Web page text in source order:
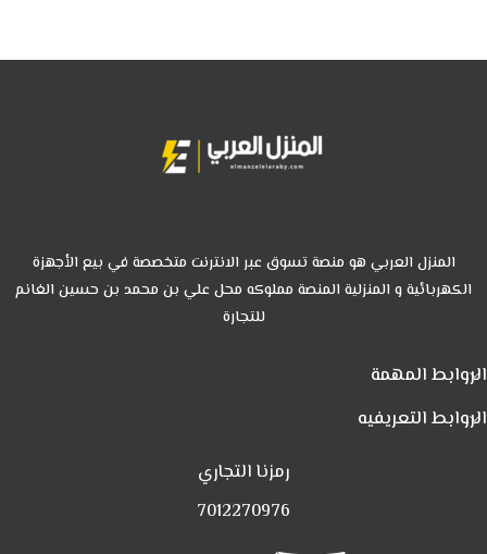
المنزل العربي هو منصة تسوق عبر الانترنت متخصصة في بيع الأجهزة
الكهربائية و المنزلية المنصة مملوكه محل علي بن محمد بن حسين الغانم
للتجارة
الروابط المهمة
الروابط التعريفيه
رمزنا التجاري
7012270976